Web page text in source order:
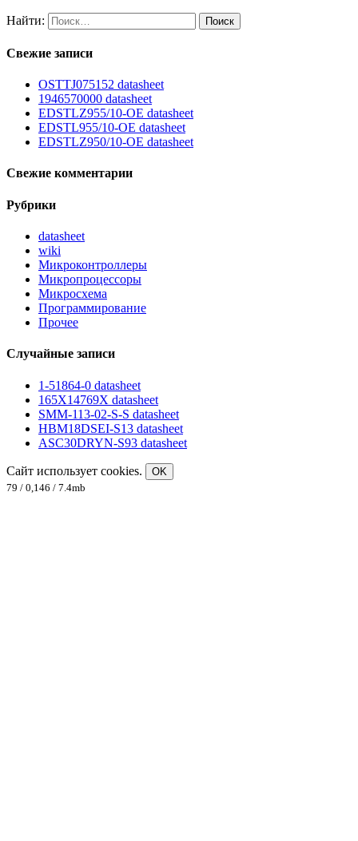
Найти:
Свежие записи
OSTTJ075152 datasheet
1946570000 datasheet
EDSTLZ955/10-OE datasheet
EDSTL955/10-OE datasheet
EDSTLZ950/10-OE datasheet
Свежие комментарии
Рубрики
datasheet
wiki
Микроконтроллеры
Микропроцессоры
Микросхема
Программирование
Прочее
Случайные записи
1-51864-0 datasheet
165X14769X datasheet
SMM-113-02-S-S datasheet
HBM18DSEI-S13 datasheet
ASC30DRYN-S93 datasheet
Сайт использует cookies.
OK
79 / 0,146 / 7.4mb